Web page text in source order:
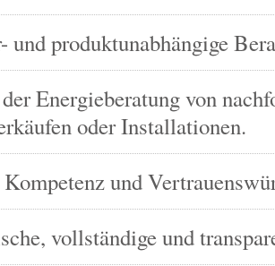
und produktunabhängige
Energieberatung von
oder Installationen.
und
vollständige und